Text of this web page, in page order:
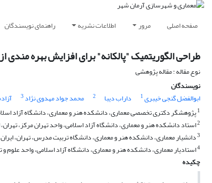
صفحه اصلی مرور اطلاعات نشریه راهنمای نویسندگان
طراحی الگوریتمیک "پالکانه" برای افزایش بهره مندی
نوع مقاله : مقاله پژوهشی
نویسندگان
ابوالفضل گنجی خیبری1 داراب دیبا 2 محمد جواد مهدوی نژاد 3
1پژوهشگر دکتری تخصصی معماری، دانشکده هنر و معماری، دانشگاه آزاد
2استاد دانشکده هنر و معماری، دانشگاه آزاد اسلامی، واحد تهران مرکز، تهران،
3دانشیار معماری، دانشکده هنر و معماری، دانشگاه تربیت مدرس، تهران،
4استادیار معماری، دانشکده هنر و معماری، دانشگاه آزاد اسلامی، واحد علوم و
چکیده